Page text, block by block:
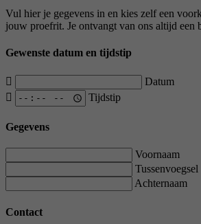
Vul hier je gegevens in en kies zelf een
jouw proefrit. Je ontvangt van ons altijd een
Gewenste datum en tijdstip
Datum
Tijdstip
Gegevens
Voornaam
Tussenvoegsel
Achternaam
Contact